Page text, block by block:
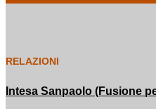
RELAZIONI
Intesa Sanpaolo (Fusione